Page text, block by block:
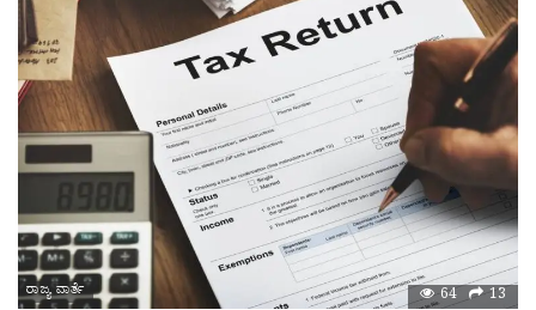
ರಾಜ್ಯ ವಾರ್ತೆ 64 13